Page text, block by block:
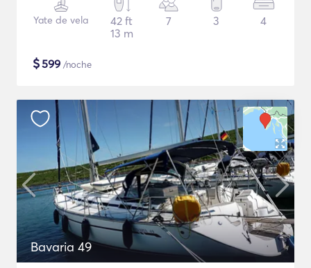
Yate de vela
42 ft
13 m
7 3 4
$599 /noche
Bavaria 49